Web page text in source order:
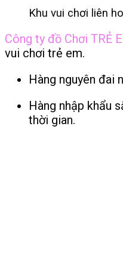
Khu vui chơi liên
Công ty đồ Chơi TRẺ
vui chơi trẻ em.
Hàng nguyên đai
Hàng nhập khẩu
thời gian.